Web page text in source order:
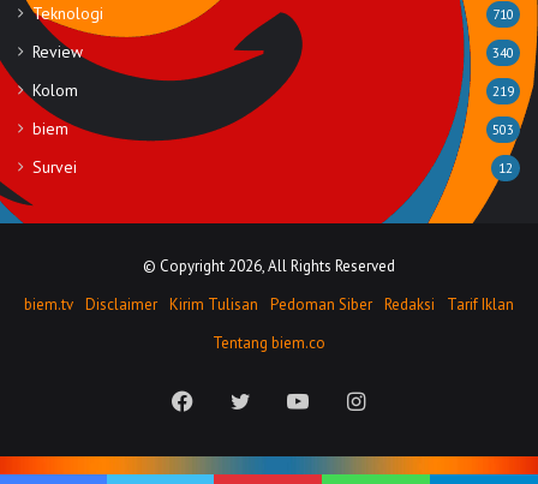
Teknologi 710
Review 340
Kolom 219
biem 503
Survei 12
© Copyright 2026, All Rights Reserved
biem.tv Disclaimer Kirim Tulisan Pedoman Siber Redaksi
Tarif Iklan
Tentang biem.co
FacebookTwitter YouTubeInstagram